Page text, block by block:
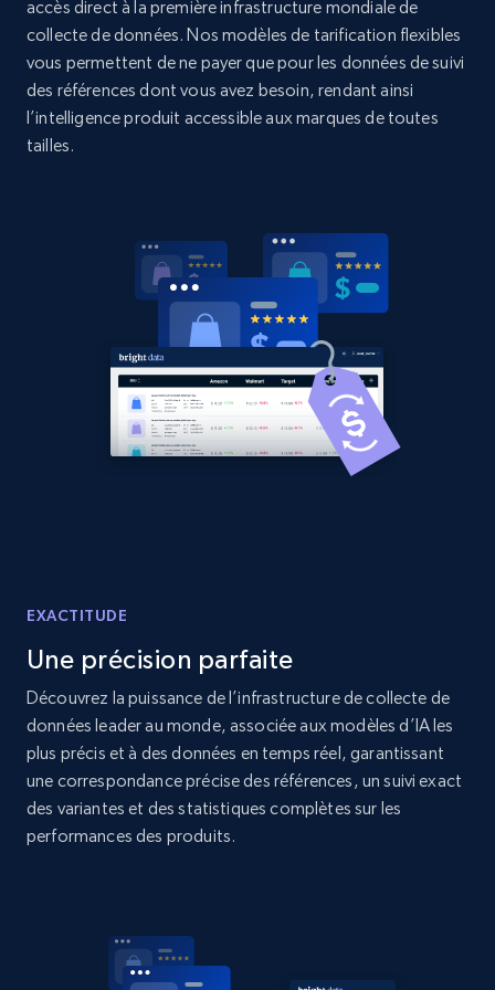
2.1K+ 375+ Commencer
Amazon products global dataset - Collects
375+ Commencer
Amazon products global dataset - Collect
Amazon products by seller URL
Title, Seller name, Brand, Description, Initial
Amazon products global dataset - Collect
products from Brands URLs
Title, Seller name, Brand, Description, Initial
price, Currency, Availability, Reviews count, and
more.
accès direct à la première infrastructure mondiale de
collecte de données. Nos modèles de tarification flexibles
vous permettent de ne payer que pour les données de suivi
des références dont vous avez besoin, rendant ainsi
l’intelligence produit accessible aux marques de toutes
tailles.
EXACTITUDE
Une précision parfaite
Découvrez la puissance de l’infrastructure de collecte de
données leader au monde, associée aux modèles d’IA les
plus précis et à des données en temps réel, garantissant
une correspondance précise des références, un suivi exact
des variantes et des statistiques complètes sur les
performances des produits.